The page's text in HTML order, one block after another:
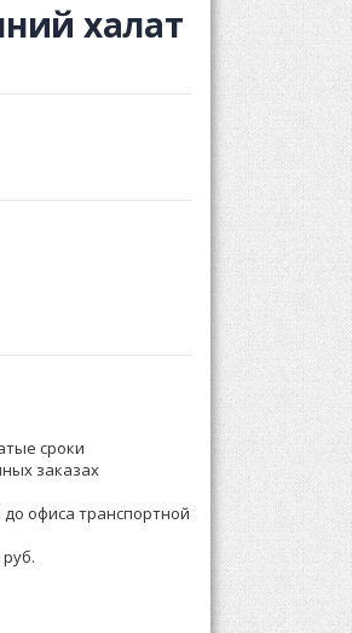
халат
сроки
заказах
офиса транспортной